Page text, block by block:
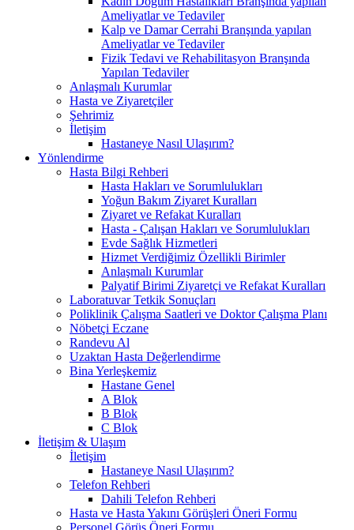
Ameliyatlar ve Tedaviler
Kalp ve Damar Cerrahi Branşında yapılan
Ameliyatlar ve Tedaviler
Fizik Tedavi ve Rehabilitasyon Branşında
Yapılan Tedaviler
Anlaşmalı Kurumlar
Hasta ve Ziyaretçiler
Şehrimiz
İletişim
Hastaneye Nasıl Ulaşırım?
Yönlendirme
Hasta Bilgi Rehberi
Hasta Hakları ve Sorumlulukları
Yoğun Bakım Ziyaret Kuralları
Ziyaret ve Refakat Kuralları
Hasta - Çalışan Hakları ve Sorumlulukları
Evde Sağlık Hizmetleri
Hizmet Verdiğimiz Özellikli Birimler
Anlaşmalı Kurumlar
Palyatif Birimi Ziyaretçi ve Refakat Kuralları
Laboratuvar Tetkik Sonuçları
Poliklinik Çalışma Saatleri ve Doktor Çalışma Planı
Nöbetçi Eczane
Randevu Al
Uzaktan Hasta Değerlendirme
Bina Yerleşkemiz
Hastane Genel
A Blok
B Blok
C Blok
İletişim & Ulaşım
İletişim
Hastaneye Nasıl Ulaşırım?
Telefon Rehberi
Dahili Telefon Rehberi
Hasta ve Hasta Yakını Görüşleri Öneri Formu
Personel Görüş Öneri Formu